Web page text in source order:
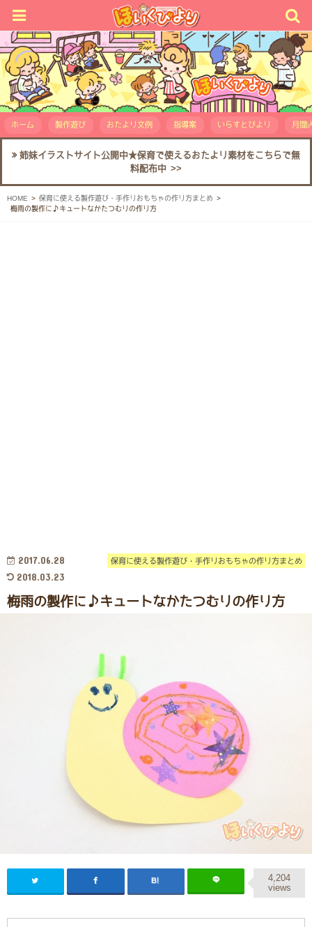
ホーム 製作遊び おたより文例 指導案 いらすとびより 月間
姉妹イラストサイト公開中★保育で使えるおたより素材をこちらで無
料配布中 >>
HOME
保育に使える製作遊び・手作りおもちゃの作り方まとめ
梅雨の製作に♪キュートなかたつむりの作り方
保育に使える製作遊び・手作りおもちゃの作り方まとめ
2017.06.28
2018.03.23
梅雨の製作に♪キュートなかたつむりの作り方
4,204
views